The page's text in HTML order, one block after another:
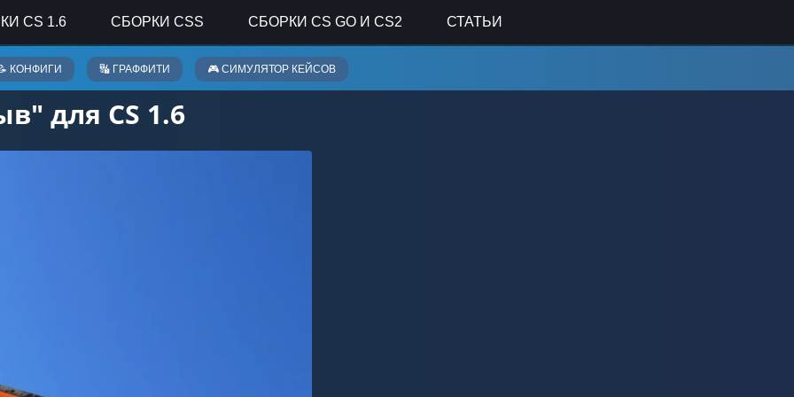
CS 1.6 СБОРКИ CSS СБОРКИ CS GO И CS2 СТАТЬИ
КОНФИГИ 🔣 ГРАФФИТИ 🎮 СИМУЛЯТОР КЕЙСОВ
для CS 1.6